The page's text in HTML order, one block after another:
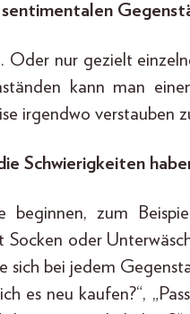
nur gezielt
kann man
irgendwo verstauben
Schwierigkeiten
beginnen, zum
Socken oder
sich bei jedem
es neu kaufen?“,